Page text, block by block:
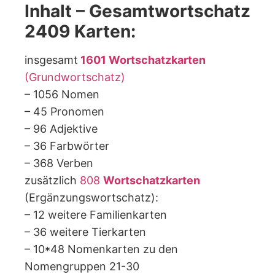
Inhalt – Gesamtwortschatz
2409 Karten:
insgesamt 1601 Wortschatzkarten
(Grundwortschatz)
– 1056 Nomen
– 45 Pronomen
– 96 Adjektive
– 36 Farbwörter
– 368 Verben
zusätzlich 808 Wortschatzkarten
(Ergänzungswortschatz):
– 12 weitere Familienkarten
– 36 weitere Tierkarten
– 10*48 Nomenkarten zu den
Nomengruppen 21-30